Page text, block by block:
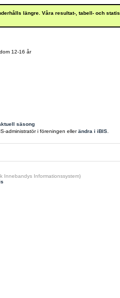
längre. Våra resultat-, tabell- och
12-16 år
säsong
administratör i föreningen ellerändra i iBIS
Innebandys Informationssystem)